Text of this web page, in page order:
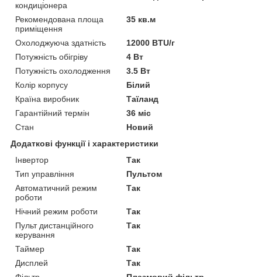
кондиціонера
Рекомендована площа
приміщення
35 кв.м
Охолоджуюча здатність
12000 BTU/г
Потужність обігріву
4 Вт
Потужність охолодження
3.5 Вт
Колір корпусу
Білий
Країна виробник
Таїланд
Гарантійний термін
36 міс
Стан
Новий
Додаткові функції і характеристики
Інвертор
Так
Тип управління
Пультом
Автоматичний режим
роботи
Так
Нічний режим роботи
Так
Пульт дистанційного
керування
Так
Таймер
Так
Дисплей
Так